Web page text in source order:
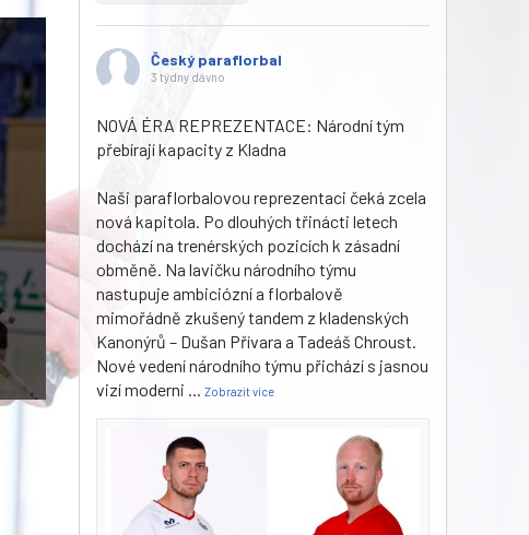
Český paraflorbal
3 týdny dávno
NOVÁ ÉRA REPREZENTACE: Národní tým
přebírají kapacity z Kladna
Naši paraflorbalovou reprezentaci čeká zcela
nová kapitola. Po dlouhých třinácti letech
dochází na trenérských pozicích k zásadní
obměně. Na lavičku národního týmu
nastupuje ambiciózní a florbalově
mimořádně zkušený tandem z kladenských
Kanonýrů – Dušan Přívara a Tadeáš Chroust.
Nové vedení národního týmu přichází s jasnou
vizí moderni ... Zobrazit více